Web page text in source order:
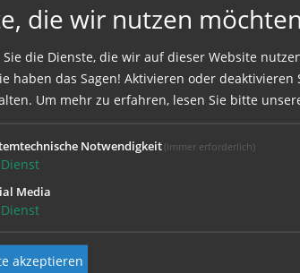
sich mit Ihrem Benutzernamen
die wir nutzen möchten
Sie die Dienste, die wir auf dieser Website
haben das Sagen! Aktivieren oder deaktivieren
Um mehr zu erfahren, lesen Sie bitte
Notwendigkeit (immer erforderlich)
Dienst
Media
Dienst
akzeptieren